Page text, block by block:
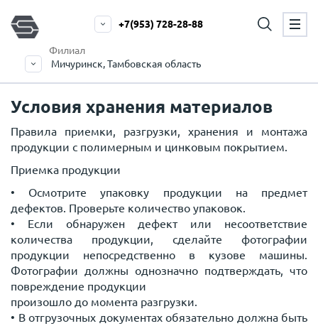
Филиал
Мичуринск, Тамбовская область
+7(953) 728-28-88
Условия хранения материалов
Правила приемки, разгрузки, хранения и монтажа
продукции с полимерным и цинковым покрытием.
Приемка продукции
• Осмотрите упаковку продукции на предмет
дефектов. Проверьте количество упаковок.
• Если обнаружен дефект или несоответствие
количества продукции, сделайте фотографии
продукции непосредственно в кузове машины.
Фотографии должны однозначно подтверждать, что
повреждение продукции
произошло до момента разгрузки.
• В отгрузочных документах обязательно должна быть